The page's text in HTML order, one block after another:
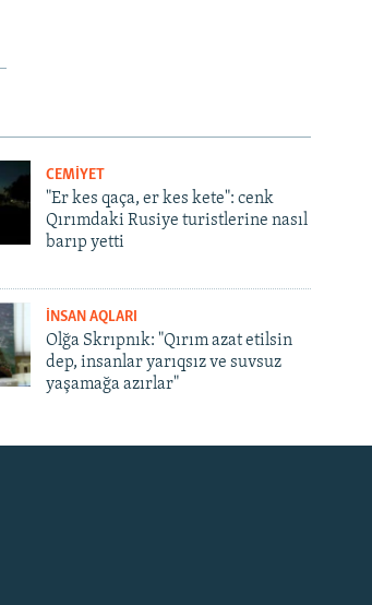
CEMİYET
"Er kes qaça, er kes kete": cenk
Qırımdaki Rusiye turistlerine nasıl
barıp yetti
İNSAN AQLARI
Olğa Skrıpnık: "Qırım azat etilsin
dep, insanlar yarıqsız ve suvsuz
yaşamağa azırlar"